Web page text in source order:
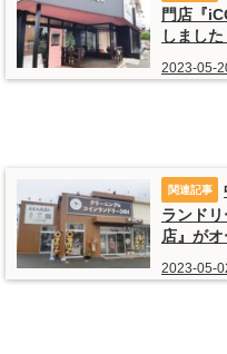
門店『
しました
2023-05-
ランド
店』がオ
2023-05-